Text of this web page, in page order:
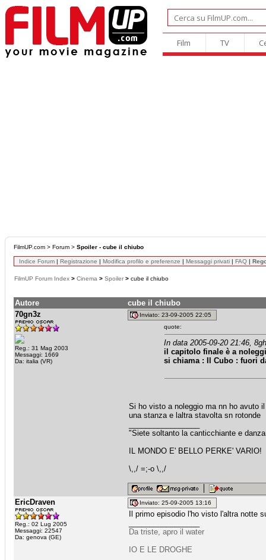
Film TV
FilmUP.com > Forum > Spoiler - cube il chiubo
Indice Forum | Registrazione | Modifica profilo e preferenze | Messaggi privati | FAQ |
FilmUP Forum Index > Cinema > Spoiler > cube il chiubo
Autore
cube il chiubo
70gn3z
Reg.: 31 Mag 2003
Messaggi: 1669
Da: italia (VR)
Inviato: 23-09-2005 22:05
quote:
In data 2005-09-20 21:46,
il capitolo finale è a
si chiama : Il Cubo : fuori
Si ho visto a noleggio ma nn ho avuto
una stanza e laltra stavolta sn rotonde
"Siete soltanto la canticchiante e
IL MONDO E' BELLO PERKE' VARIO!
\,,/ =;-o \,,/
EricDraven
Reg.: 02 Lug 2005
Messaggi: 22547
Da: genova (GE)
Inviato: 25-09-2005 13:16
Il primo episodio l'ho visto l'altra notte
Da triste, apro il water
IO E LE DROGHE